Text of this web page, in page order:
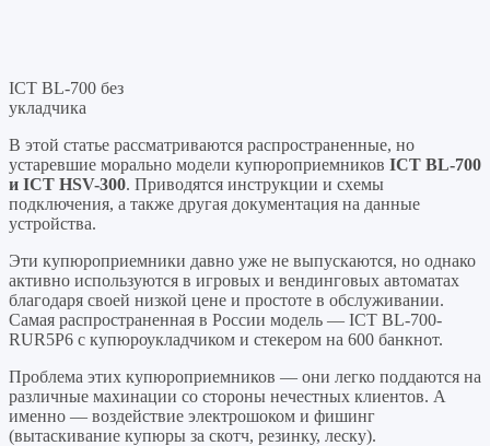
ICT BL-700 без
укладчика
В этой статье рассматриваются распространенные, но
устаревшие морально модели купюроприемников ICT BL-700
и ICT HSV-300. Приводятся инструкции и схемы
подключения, а также другая документация на данные
устройства.
Эти купюроприемники давно уже не выпускаются, но однако
активно используются в игровых и вендинговых автоматах
благодаря своей низкой цене и простоте в обслуживании.
Самая распространенная в России модель — ICT BL-700-
RUR5P6 с купюроукладчиком и стекером на 600 банкнот.
Проблема этих купюроприемников — они легко поддаются на
различные махинации со стороны нечестных клиентов. А
именно — воздействие электрошоком и фишинг
(вытаскивание купюры за скотч, резинку, леску).